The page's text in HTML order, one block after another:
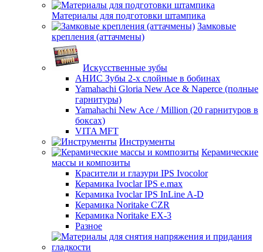
Материалы для подготовки штампика
Замковые
крепления (аттачмены)
Искусственные зубы
АНИС Зубы 2-х слойные в бобинах
Yamahachi Gloria New Ace & Naperce (полные
гарнитуры)
Yamahachi New Ace / Million (20 гарнитуров в
боксах)
VITA MFT
Инструменты
Керамические
массы и композиты
Красители и глазури IPS Ivocolor
Керамика Ivoclar IPS e.max
Керамика Ivoclar IPS InLine A-D
Керамика Noritake CZR
Керамика Noritake EX-3
Разное